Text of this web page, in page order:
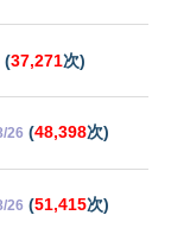
(37,271次)
26 (48,398次)
26 (51,415次)